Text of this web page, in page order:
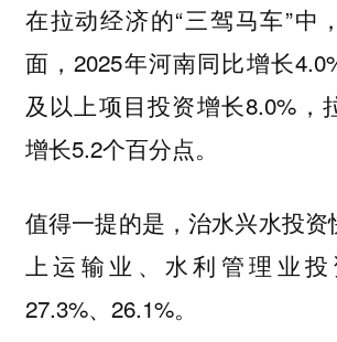
在拉动经济的“三驾马车”中
面，2025年河南同比增长
及以上项目投资增长8.0%，
增长5.2个百分点。
值得一提的是，治水兴水投资
上运输业、水利管理业
27.3%、26.1%。